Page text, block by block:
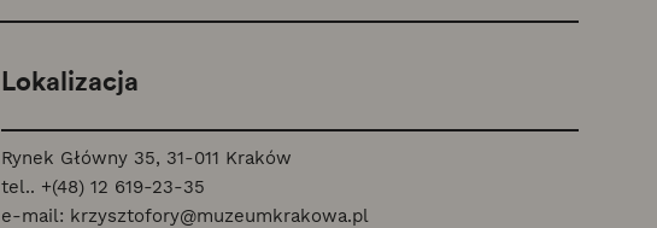
Lokalizacja
Rynek Główny 35, 31-011 Kraków
tel.. +(48) 12 619-23-35
e-mail: krzysztofory@muzeumkrakowa.pl